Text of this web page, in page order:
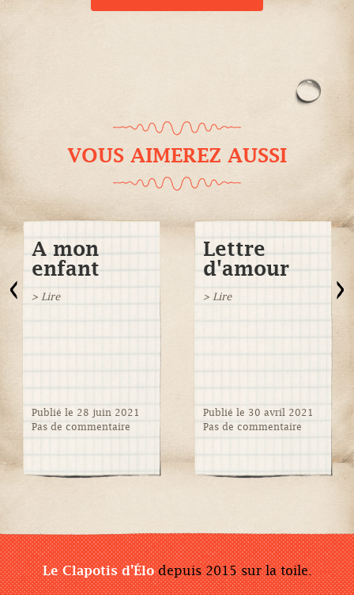
VOUS AIMEREZ AUSSI
A mon
enfant
> Lire
Publié le 28 juin 2021
Pas de commentaire
Lettre
d'amour
> Lire
Publié le 30 avril 2021
Pas de commentaire
Le Clapotis d'Élodepuis 2015 sur la toile.